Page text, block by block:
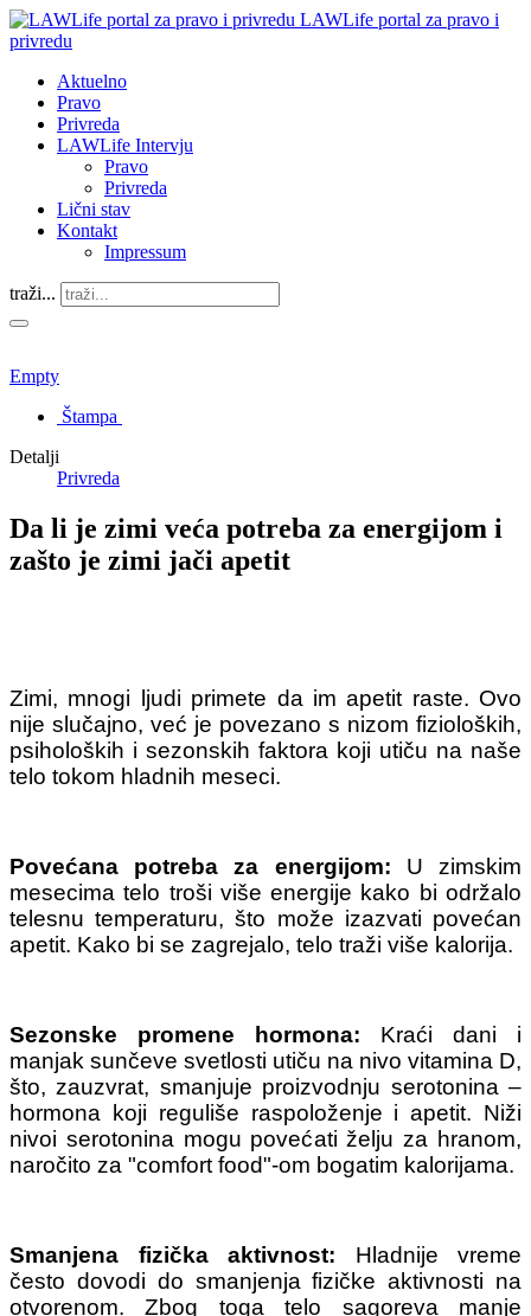
LAWLife portal za pravo i
privredu
Aktuelno
Pravo
Privreda
LAWLife Intervju
Pravo
Privreda
Lični stav
Kontakt
Impressum
traži...
Empty
Štampa
Detalji
Privreda
Da li je zimi veća potreba za energijom i
zašto je zimi jači apetit
Zimi, mnogi ljudi primete da im apetit raste. Ovo
nije slučajno, već je povezano s nizom fizioloških,
psiholoških i sezonskih faktora koji utiču na naše
telo tokom hladnih meseci.
Povećana potreba za energijom: U zimskim
mesecima telo troši više energije kako bi održalo
telesnu temperaturu, što može izazvati povećan
apetit. Kako bi se zagrejalo, telo traži više kalorija.
Sezonske promene hormona: Kraći dani i
manjak sunčeve svetlosti utiču na nivo vitamina D,
što, zauzvrat, smanjuje proizvodnju serotonina –
hormona koji reguliše raspoloženje i apetit. Niži
nivoi serotonina mogu povećati želju za hranom,
naročito za "comfort food"-om bogatim kalorijama.
Smanjena fizička aktivnost: Hladnije vreme
često dovodi do smanjenja fizičke aktivnosti na
otvorenom. Zbog toga telo sagoreva manje